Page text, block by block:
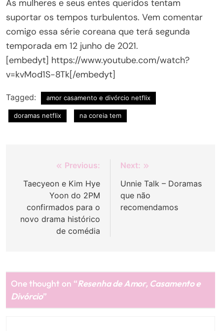
As mulheres e seus entes queridos tentam
suportar os tempos turbulentos. Vem comentar
comigo essa série coreana que terá segunda
temporada em 12 junho de 2021.
[embedyt] https://www.youtube.com/watch?
v=kvMod1S-8Tk[/embedyt]
Tagged: amor casamento e divórcio netflix
doramas netflix na coreia tem
Navegação
de
Post
Previous:
Taecyeon e Kim Hye
Yoon do 2PM
confirmados para o
novo drama histórico
de comédia
Next:
Unnie Talk – Doramas
que não
recomendamos
One thought on “Resenha de Amor, Casamento e
Divórcio”